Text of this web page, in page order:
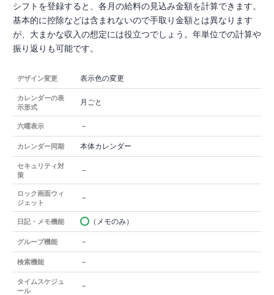
シフトを登録すると、各月の給料の見込み金額を計算できます。
基本的に控除などは含まれないので手取り金額とは異なります
が、大まかな収入の想定には役立つでしょう。年単位での計算や
振り返りも可能です。
デザイン変更 表示色の変更
カレンダーの表
示形式
月ごと
六曜表示 －
カレンダー同期 本体カレンダー
セキュリティ対
策
－
ロック画面ウィ
ジェット
－
日記・メモ機能 （メモのみ）
グループ機能 －
検索機能 －
タイムスケジュ
ール
－